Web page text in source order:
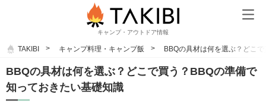
キャンプ・アウトドア情報
TAKIBI キャンプ料理・キャンプ飯 BBQの具材は何を選ぶ？どこ
BBQの具材は何を選ぶ？どこで買う？BBQの準備で
知っておきたい基礎知識